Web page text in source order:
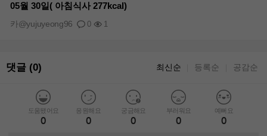
05월 30일( 아침식사 277kcal)
0 1
카@yujuyeong96
댓글 (0) 최신순 등록순 공감순
도움됐어요
0
응원해요
0
궁금해요
0
부러워요
0
예뻐요
0